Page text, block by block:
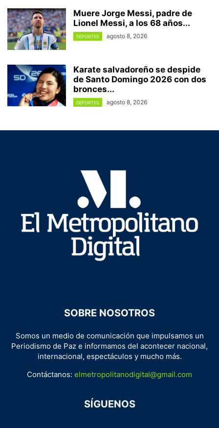
Muere Jorge Messi, padre de
Lionel Messi, a los 68 años...
DEPORTES agosto 8, 2026
Karate salvadoreño se despide
de Santo Domingo 2026 con dos
bronces...
DEPORTES agosto 8, 2026
SOBRE NOSOTROS
Somos un medio de comunicación que impulsamos un
Periodismo de Paz e informamos del acontecer nacional,
internacional, espectáculos y mucho más.
Contáctanos: elmetropolitanodigital@gmail.com
SÍGUENOS